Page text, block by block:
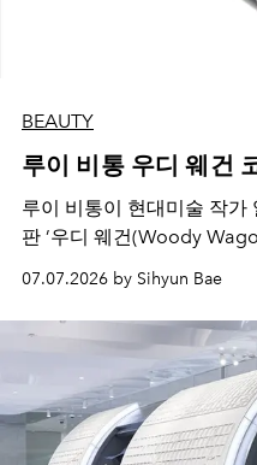
BEAUTY
루이 비통 우디 웨건
루이 비통이 현대미술 작가
판 ’우디 웨건(Woody
07.07.2026 by Sihyun Bae